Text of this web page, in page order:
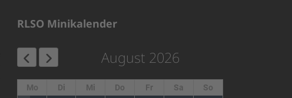
RLSO Minikalender
August 2026
Mo Di Mi Do Fr Sa
So